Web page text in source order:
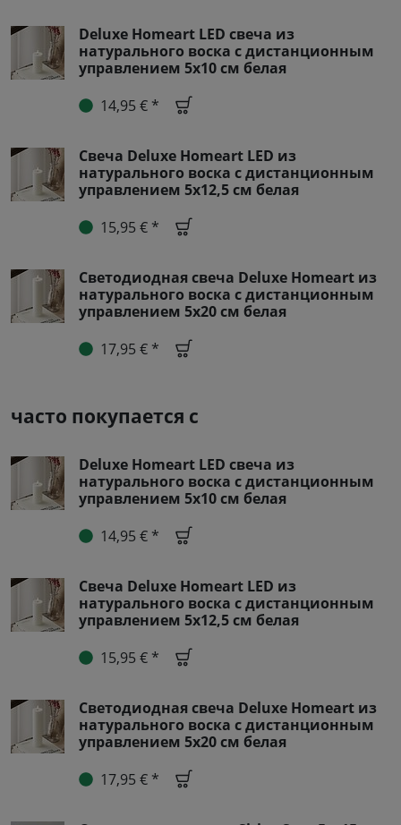
Deluxe Homeart LED свеча из
натурального воска с дистанционным
управлением 5х10 см белая
14,95 € *
Свеча Deluxe Homeart LED из
натурального воска с дистанционным
управлением 5x12,5 см белая
15,95 € *
Светодиодная свеча Deluxe Homeart из
натурального воска с дистанционным
управлением 5x20 см белая
17,95 € *
часто покупается с
Deluxe Homeart LED свеча из
натурального воска с дистанционным
управлением 5х10 см белая
14,95 € *
Свеча Deluxe Homeart LED из
натурального воска с дистанционным
управлением 5x12,5 см белая
15,95 € *
Светодиодная свеча Deluxe Homeart из
натурального воска с дистанционным
управлением 5x20 см белая
17,95 € *